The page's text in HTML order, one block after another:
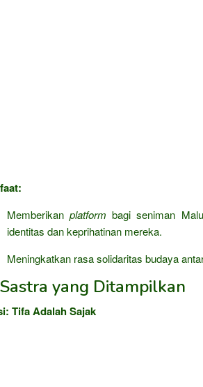
Memberikanplatform bagi seniman
identitas dan keprihatinan mereka.
Meningkatkan rasa solidaritas budaya
yang Ditampilkan
Tifa Adalah Sajak